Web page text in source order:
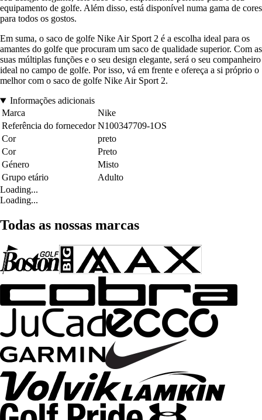
equipamento de golfe. Além disso, está disponível numa gama de cores
para todos os gostos.
Em suma, o saco de golfe Nike Air Sport 2 é a escolha ideal para os
amantes do golfe que procuram um saco de qualidade superior. Com as
suas múltiplas funções e o seu design elegante, será o seu companheiro
ideal no campo de golfe. Por isso, vá em frente e ofereça a si próprio o
melhor com o saco de golfe Nike Air Sport 2.
Informações adicionais
Marca
Nike
Referência do fornecedor N100347709-1OS
Cor
preto
Cor
Preto
Género
Misto
Grupo etário
Adulto
Loading...
Loading...
Todas as nossas marcas